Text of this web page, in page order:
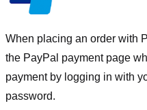
When placing an order with
the PayPal payment page
payment by logging in with
password.